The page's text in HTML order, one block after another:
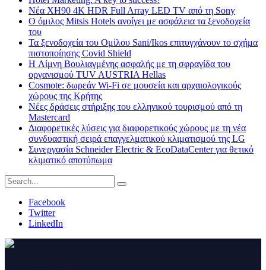
Νέα XH90 4K HDR Full Array LED TV από τη Sony
Ο όμιλος Mitsis Hotels ανοίγει με ασφάλεια τα ξενοδοχεία
του
Τα ξενοδοχεία του Ομίλου Sani/Ikos επιτυγχάνουν το σχήμα
πιστοποίησης Covid Shield
H Λίμνη Βουλιαγμένης ασφαλής με τη σφραγίδα του
οργανισμού TUV AUSTRIA Hellas
Cosmote: δωρεάν Wi-Fi σε μουσεία και αρχαιολογικούς
χώρους της Κρήτης
Νέες δράσεις στήριξης του ελληνικού τουρισμού από τη
Mastercard
Διαφορετικές λύσεις για διαφορετικούς χώρους με τη νέα
συνδυαστική σειρά επαγγελματικού κλιματισμού της LG
Συνεργασία Schneider Electric & EcoDataCenter για θετικό
κλιματικό αποτύπωμα
Facebook
Twitter
LinkedIn